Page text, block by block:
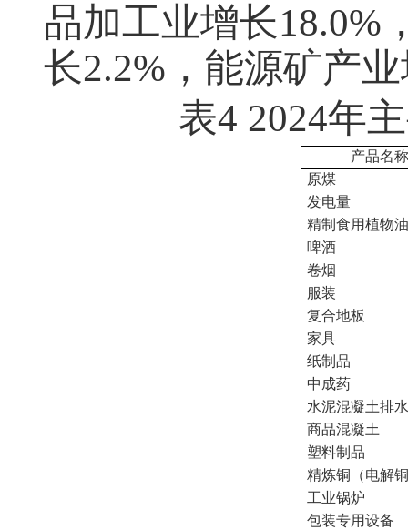
品加工业增长18.0%
长2.2% ，能源矿产
表4 2024年
产品名称
原煤
发电量
精制食用植物油
啤酒
卷烟
服装
复合地板
家具
纸制品
中成药
水泥混凝土排
商品混凝土
塑料制品
精炼铜（电解
工业锅炉
包装专用设备